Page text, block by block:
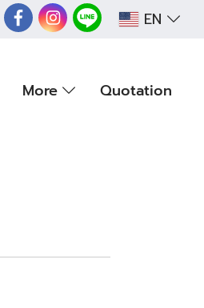
EN
More Quotation